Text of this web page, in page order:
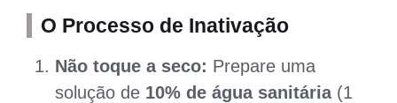
O Processo de Inativação
Não toque a seco: Prepare uma
solução de 10% de água sanitária(1